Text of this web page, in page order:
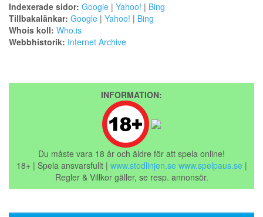
Indexerade sidor: Google | Yahoo! | Bing
Tillbakalänkar: Google | Yahoo! | Bing
Whois koll: Who.is
Webbhistorik: Internet Archive
INFORMATION:
Du måste vara 18 år och äldre för att spela online!
18+ | Spela ansvarsfullt | www.stodlinjen.se www.spelpaus.se |
Regler & Villkor gäller, se resp. annonsör.